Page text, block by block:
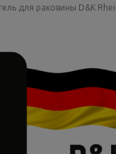
для раковины D&K